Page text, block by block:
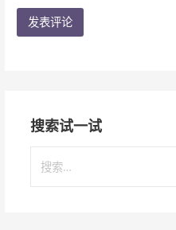
搜索试一试
索